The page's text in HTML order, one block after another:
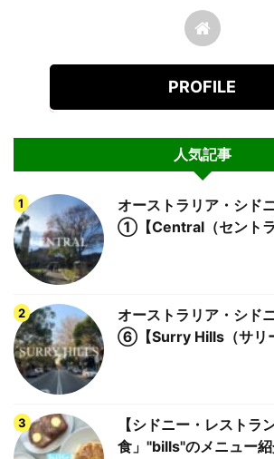
PROFILE
人気記事
オーストラリア・シド
①【Central（セントラ
オーストラリア・シド
⑥【Surry Hills（サリ
【シドニー・レストラ
食」"bills"のメニュー